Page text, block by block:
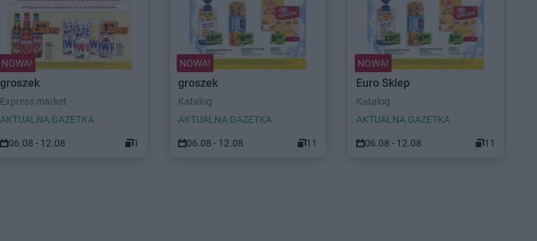
NOWA!
groszek
Express market
AKTUALNA GAZETKA
06.08 - 12.08 1
NOWA!
groszek
Katalog
AKTUALNA GAZETKA
06.08 - 12.08 11
NOWA!
Euro Sklep
Katalog
AKTUALNA GAZETKA
06.08 - 12.08 11